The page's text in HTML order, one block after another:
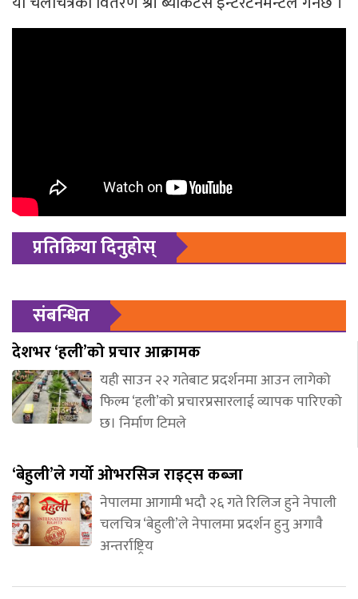
प्रतिक्रिया दिनुहोस्
संबन्धित
देशभर ‘हली’को प्रचार आक्रामक
यही साउन २२ गतेबाट प्रदर्शनमा आउन लागेको
फिल्म ‘हली’को प्रचारप्रसारलाई व्यापक पारिएको
छ। निर्माण टिमले
‘बेहुली’ले गर्यो ओभरसिज राइट्स कब्जा
नेपालमा आगामी भदौ २६ गते रिलिज हुने नेपाली
चलचित्र ‘बेहुली’ले नेपालमा प्रदर्शन हुनु अगावै
अन्तर्राष्ट्रिय